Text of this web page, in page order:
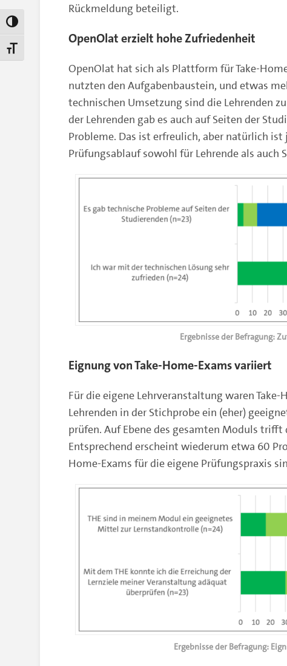
Umschalten auf hohe Kontraste
Schrift vergrößern
Rückmeldung beteiligt.
OpenOlat erzielt hohe Zufriedenheit
OpenOlat hat sich als Plattform für Take-
nutzten den Aufgabenbaustein, und etwas
technischen Umsetzung sind die Lehrenden
der Lehrenden gab es auch auf Seiten der
Probleme. Das ist erfreulich, aber natürlich
Prüfungsablauf sowohl für Lehrende als auch
Ergebnisse der Befragung:
Eignung von Take-Home-Exams variiert
Für die eigene Lehrveranstaltung waren
Lehrenden in der Stichprobe ein (eher)
prüfen. Auf Ebene des gesamten Moduls
Entsprechend erscheint wiederum etwa 60
Home-Exams für die eigene Prüfungspraxis
Ergebnisse der Befragung: